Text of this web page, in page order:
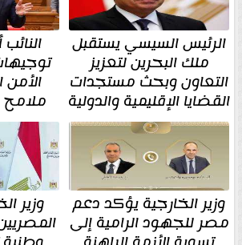
الرئيس السيسي يستقبل
ملك البحرين لتعزيز
التعاون وبحث مستجدات
القضايا الإقليمية والدولية
وزير الخارجية يؤكد دعم
مصر للجهود الرامية إلى
وزير